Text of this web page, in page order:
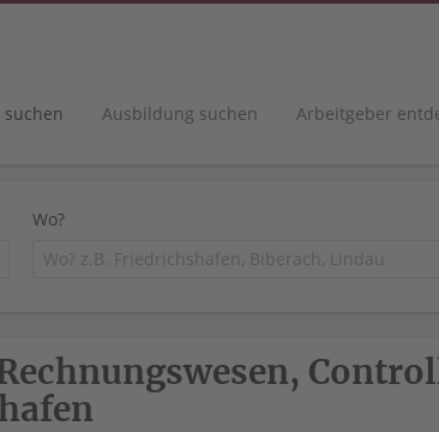
suchen Ausbildung suchen Arbeitgeber
Wo?